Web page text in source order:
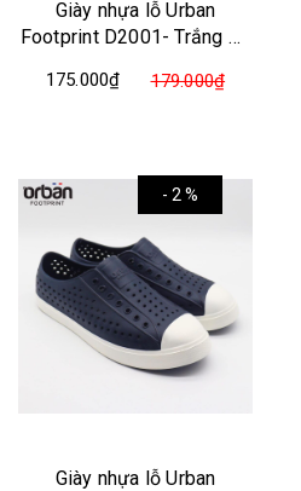
Giày nhựa lỗ Urban
Footprint D2001- Trắng đế
175.000₫ 179.000₫
- 2 %
Giày nhựa lỗ Urban